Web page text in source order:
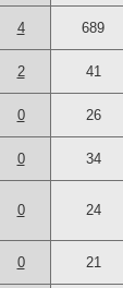
4 689
2 41
0 26
0 34
0 24
0 21